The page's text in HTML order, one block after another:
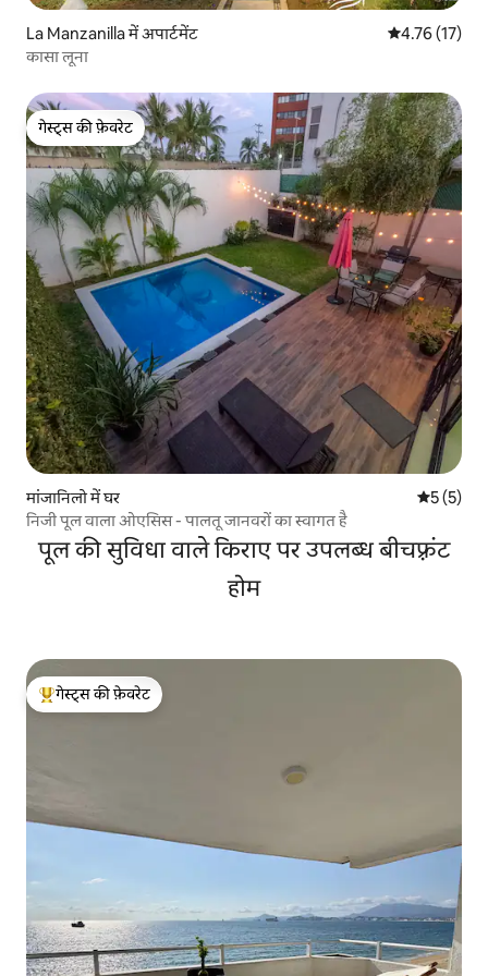
La Manzanilla में अपार्टमेंट औसत रेटिंग 5 में
4.76 (17)
कासा लूना
गेस्ट्स की फ़ेवरेट
गेस्ट्स की फ़ेवरेट
मांजानिलो में घर औसत रेटिंग
5 (5)
निजी पूल वाला ओएसिस - पालतू जानवरों का स्वागत है
पूल की सुविधा वाले किराए पर उपलब्ध बीचफ़्रंट
होम
गेस्ट्स का टॉप फ़ेवरेट
गेस्ट्स की फ़ेवरेट